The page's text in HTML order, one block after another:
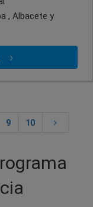
, Albacete y
9 10